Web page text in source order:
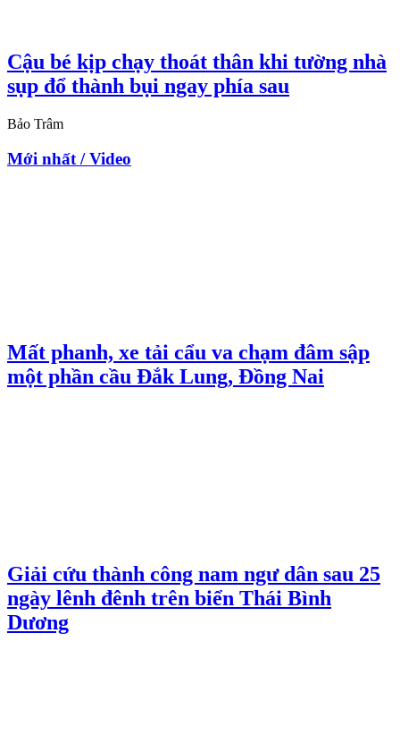
Cậu bé kịp chạy thoát thân khi tường nhà
sụp đổ thành bụi ngay phía sau
Bảo Trâm
Mới nhất / Video
Mất phanh, xe tải cẩu va chạm đâm sập
một phần cầu Đắk Lung, Đồng Nai
Giải cứu thành công nam ngư dân sau 25
ngày lênh đênh trên biển Thái Bình
Dương